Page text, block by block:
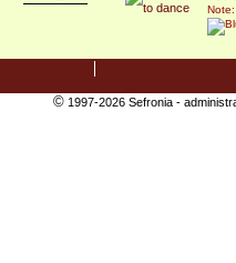
©1997-2026 Sefronia -